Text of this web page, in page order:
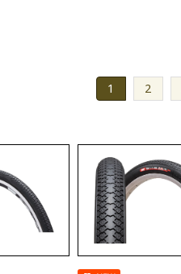
1 2